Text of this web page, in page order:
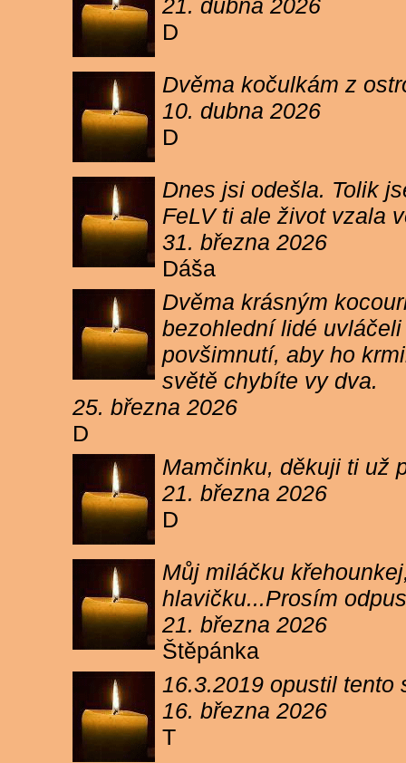
21. dubna 2026
D
Dvěma kočulkám z
10. dubna 2026
D
Dnes jsi odešla. Tolik
FeLV ti ale život vzala
31. března 2026
Dáša
Dvěma krásným
bezohlední lidé
povšimnutí, aby ho
světě chybíte vy dva.
25. března 2026
D
Mamčinku, děkuji ti už
21. března 2026
D
Můj miláčku
hlavičku...Prosím
21. března 2026
Štěpánka
16.3.2019 opustil
16. března 2026
T